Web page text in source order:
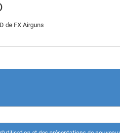
de FX Airguns